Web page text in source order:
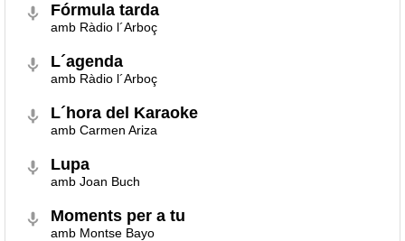
Fórmula tarda
amb Ràdio l´Arboç
L´agenda
amb Ràdio l´Arboç
L´hora del Karaoke
amb Carmen Ariza
Lupa
amb Joan Buch
Moments per a tu
amb Montse Bayo